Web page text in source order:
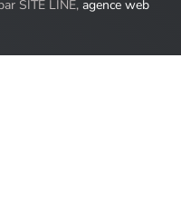
SITE LINE, agence web